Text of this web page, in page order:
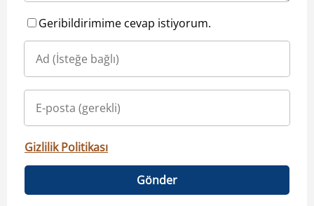
Geribildirimime cevap istiyorum.
Gizlilik Politikası
Gönder